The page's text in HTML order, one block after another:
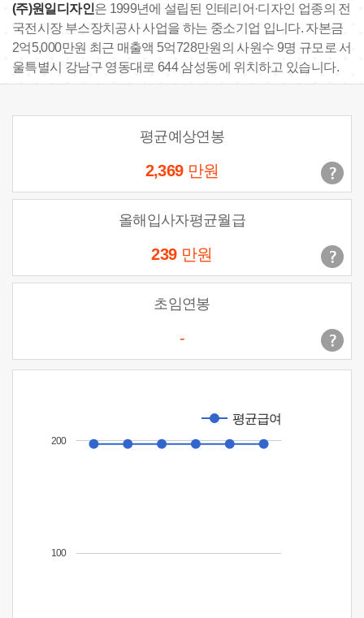
(주)원일디자인은 1999년에 설립된 인테리어·디자인 업종의 전
국전시장 부스장치공사 사업을 하는 중소기업 입니다. 자본금
2억5,000만원 최근 매출액 5억728만원의 사원수 9명 규모로 서
울특별시 강남구 영동대로 644 삼성동에 위치하고 있습니다.
평균예상연봉
2,369 만원
올해입사자평균월급
239 만원
초임연봉
-
평균급여
100
200